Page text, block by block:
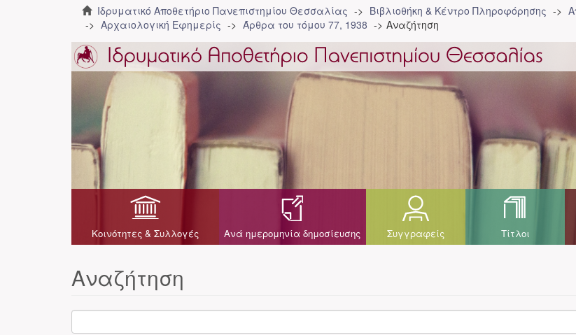
Ιδρυματικό Αποθετήριο Πανεπιστημίου Θεσσαλίας Βιβλιοθήκη & Κέντρο Πληροφόρησης
Αρχαιολογική Εφημερίς
Άρθρα του τόμου 77, 1938 Αναζήτηση
Κοινότητες & Συλλογές Ανά ημερομηνία δημοσίευσης Συγγραφείς Τίτλοι
Αναζήτηση